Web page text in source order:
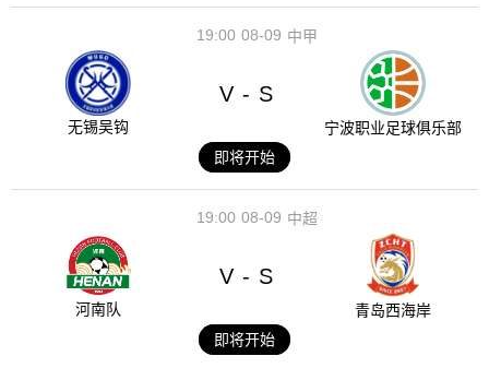
08-09
19:00 中甲
无锡吴钩
V - S
宁波职业足球俱乐部
即将开始
08-09
19:00 中超
河南队
V - S
青岛西海岸
即将开始